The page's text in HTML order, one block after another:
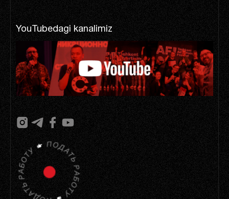
YouTubedagi kanalimiz